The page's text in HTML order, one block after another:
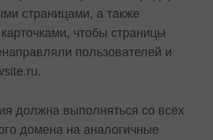
страницами, а также
чтобы страницы
пользователей и
должна выполняться со всех
домена на аналогичные